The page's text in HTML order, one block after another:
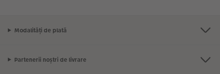
Modalități de plată
Partenerii noștri de livrare